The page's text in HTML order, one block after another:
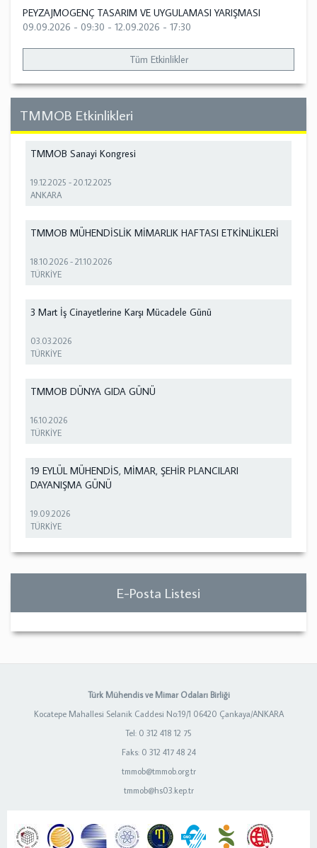
PEYZAJMOGENÇ TASARIM VE UYGULAMASI YARIŞMASI
09.09.2026 - 09:30 - 12.09.2026 - 17:30
Tüm Etkinlikler
TMMOB Etkinlikleri
TMMOB Sanayi Kongresi
19.12.2025 -20.12.2025
ANKARA
TMMOB MÜHENDİSLİK MİMARLIK HAFTASI ETKİNLİKLERİ
18.10.2026 -21.10.2026
TÜRKİYE
3 Mart İş Cinayetlerine Karşı Mücadele Günü
03.03.2026
TÜRKİYE
TMMOB DÜNYA GIDA GÜNÜ
16.10.2026
TÜRKİYE
19 EYLÜL MÜHENDİS, MİMAR, ŞEHİR PLANCILARI
DAYANIŞMA GÜNÜ
19.09.2026
TÜRKİYE
E-Posta Listesi
Türk Mühendis ve Mimar Odaları Birliği
Kocatepe Mahallesi Selanik Caddesi No:19/1 06420 Çankaya/ANKARA
Tel: 0 312 418 12 75
Faks: 0 312 417 48 24
tmmob@tmmob.org.tr
tmmob@hs03.kep.tr